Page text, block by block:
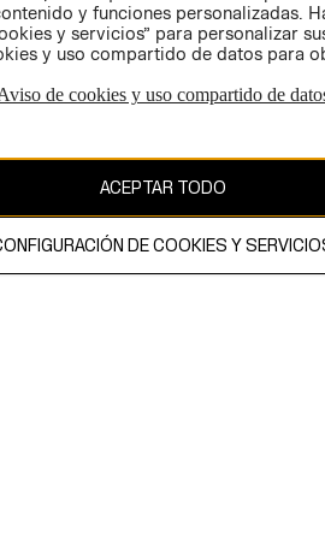
web está protegido por copyright y es
y funciones personalizadas.
y servicios” para personalizar
y uso compartido de datos para
de cookies y uso compartido de
ACEPTAR TODO
DE COOKIES Y